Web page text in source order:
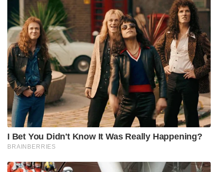
ഒരിക്കലും . ഗുഡ് ലെംഗ്തെന്നോ യോർക്കറെന്നോ
ഷോർട്ട് പിച്ചെന്നോ കരുതി അർഹിക്കുന്ന മാന്യത
നൽകിയതുമില്ല . എന്തിനേറെ തനിക്കെതിരെ
എറിയുന്ന ആദ്യ പന്തിനെ പോലും ബഹുമാനിച്ചില്ല .
കൃത്യമായ ടൈംഗിംഗിൽ ശരിയായ കണ്ണ്- കൈ
സംയോജനത്തിൽ നമുക്ക് കേൾക്കാൻ കഴിയുന്നത്
ഇംഗ്ലീഷ് വില്ലോയുടെ മധുരമൂറുന്ന ശബ്ദമാണ് .
പന്താകട്ടെ ഗ്യാലറിക്ക് വെളിയിലും .
സേവാഗ് അടുത്ത പന്തിൽ എന്ത് ചെയ്യുമെന്ന്
ദൈവത്തിനു പോലും മനസ്സിലാക്കാൻ
പറ്റിയിട്ടുണ്ടാവില്ല . പക്ഷേ ഒന്നറിയാം . അടുത്ത
വിട്ടിറങ്ങിയേക്കാം . ചിലപ്പോൾ മിന്നലിന്റെ വേഗത്തിൽ